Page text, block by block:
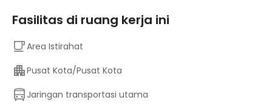
Fasilitas di ruang kerja ini
Area Istirahat
Pusat Kota/Pusat Kota
Jaringan transportasi utama